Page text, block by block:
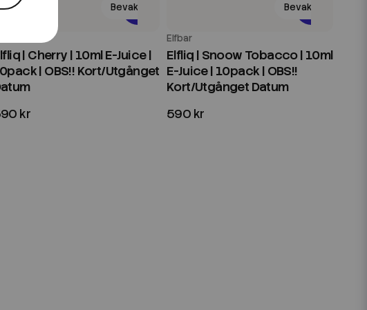
Bevaka
| Cherry | 10ml E-Juice |
| OBS!! Kort/Utgånget
kr
Bevaka
Elfbar
Elfliq | Snoow Tobacco | 10ml
E-Juice | 10pack | OBS!!
Kort/Utgånget Datum
590 kr